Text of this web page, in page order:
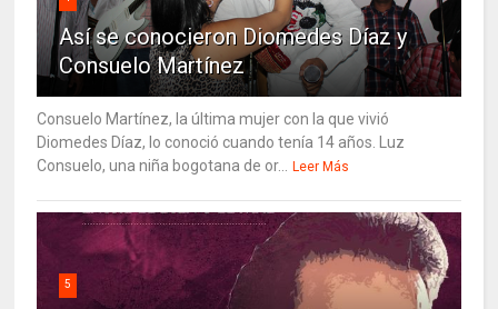
Así se conocieron Diomedes Díaz y
Consuelo Martínez
Consuelo Martínez, la última mujer con la que vivió
Diomedes Díaz, lo conoció cuando tenía 14 años. Luz
Consuelo, una niña bogotana de or... Leer Más
5